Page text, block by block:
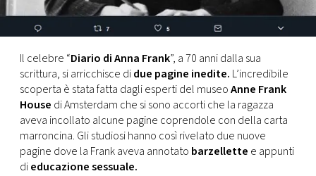
PRINCIPATO
DI
MONACO
RMC
CONSIGLIA
Il celebre “Diario di Anna Frank”, a 70 anni dalla sua
scrittura, si arricchisce didue pagine inedite. L’incredibile
scoperta è stata fatta dagli esperti del museoAnne Frank
House di Amsterdam che si sono accorti che la ragazza
aveva incollato alcune pagine coprendole con della carta
marroncina. Gli studiosi hanno così rivelato due nuove
pagine dove la Frank aveva annotato barzellette e appunti
dieducazione sessuale.